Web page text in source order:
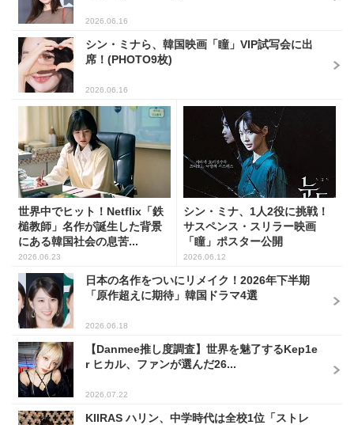
2026.06.16
シン・ミナら、韓国映画「瞳」VIP試写会に出
席！(PHOTO9枚)
2026.06.16
世界中でヒット！Netflix「鉄
槌教師」名作が誕生した背景
にある韓国社会の息苦...
2026.06.23
シン・ミナ、1人2役に挑戦！
サスペンス・スリラー映画
「瞳」ポスター公開
2026.06.12
日本の名作をついにリメイク！2026年下半期
「原作超えに期待」韓国ドラマ4選
2026.06.18
【Danmee推し度調査】世界を魅了するKep1e
r ヒカル、ファンが選んだ26...
2026.07.22
KIIRAS ハリン、中学時代は全校1位「ストレ